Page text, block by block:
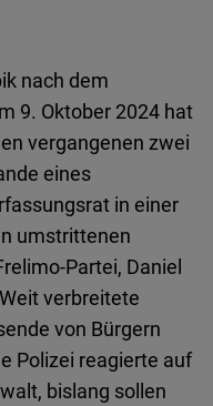
nach dem
9. Oktober 2024 hat
vergangenen zwei
eines
in einer
umstrittenen
Partei, Daniel
verbreitete
von Bürgern
Polizei reagierte auf
bislang sollen